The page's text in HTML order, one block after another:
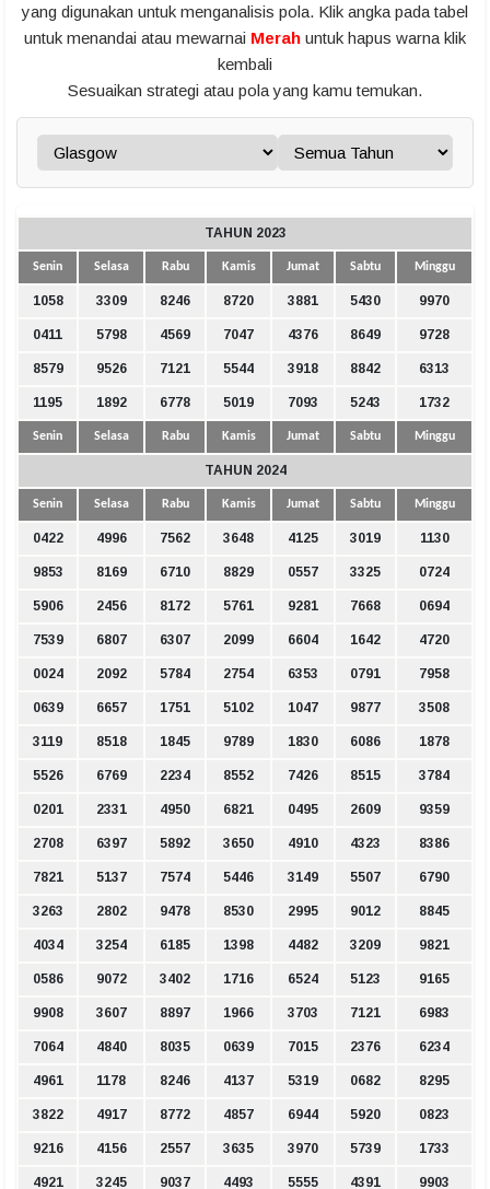
yang digunakan untuk menganalisis pola. Klik angka pada tabel
untuk menandai atau mewarnai Merah untuk hapus warna klik
kembali
Sesuaikan strategi atau pola yang kamu temukan.
TAHUN 2023
Senin Selasa Rabu Kamis Jumat Sabtu Minggu
1058 3309 8246 8720 3881 5430 9970
0411 5798 4569 7047 4376 8649 9728
8579 9526 7121 5544 3918 8842 6313
1195 1892 6778 5019 7093 5243 1732
Senin Selasa Rabu Kamis Jumat Sabtu Minggu
TAHUN 2024
Senin Selasa Rabu Kamis Jumat Sabtu Minggu
0422 4996 7562 3648 4125 3019 1130
9853 8169 6710 8829 0557 3325 0724
5906 2456 8172 5761 9281 7668 0694
7539 6807 6307 2099 6604 1642 4720
0024 2092 5784 2754 6353 0791 7958
0639 6657 1751 5102 1047 9877 3508
3119 8518 1845 9789 1830 6086 1878
5526 6769 2234 8552 7426 8515 3784
0201 2331 4950 6821 0495 2609 9359
2708 6397 5892 3650 4910 4323 8386
7821 5137 7574 5446 3149 5507 6790
3263 2802 9478 8530 2995 9012 8845
4034 3254 6185 1398 4482 3209 9821
0586 9072 3402 1716 6524 5123 9165
9908 3607 8897 1966 3703 7121 6983
7064 4840 8035 0639 7015 2376 6234
4961 1178 8246 4137 5319 0682 8295
3822 4917 8772 4857 6944 5920 0823
9216 4156 2557 3635 3970 5739 1733
4921 3245 9037 4493 5555 4391 9903